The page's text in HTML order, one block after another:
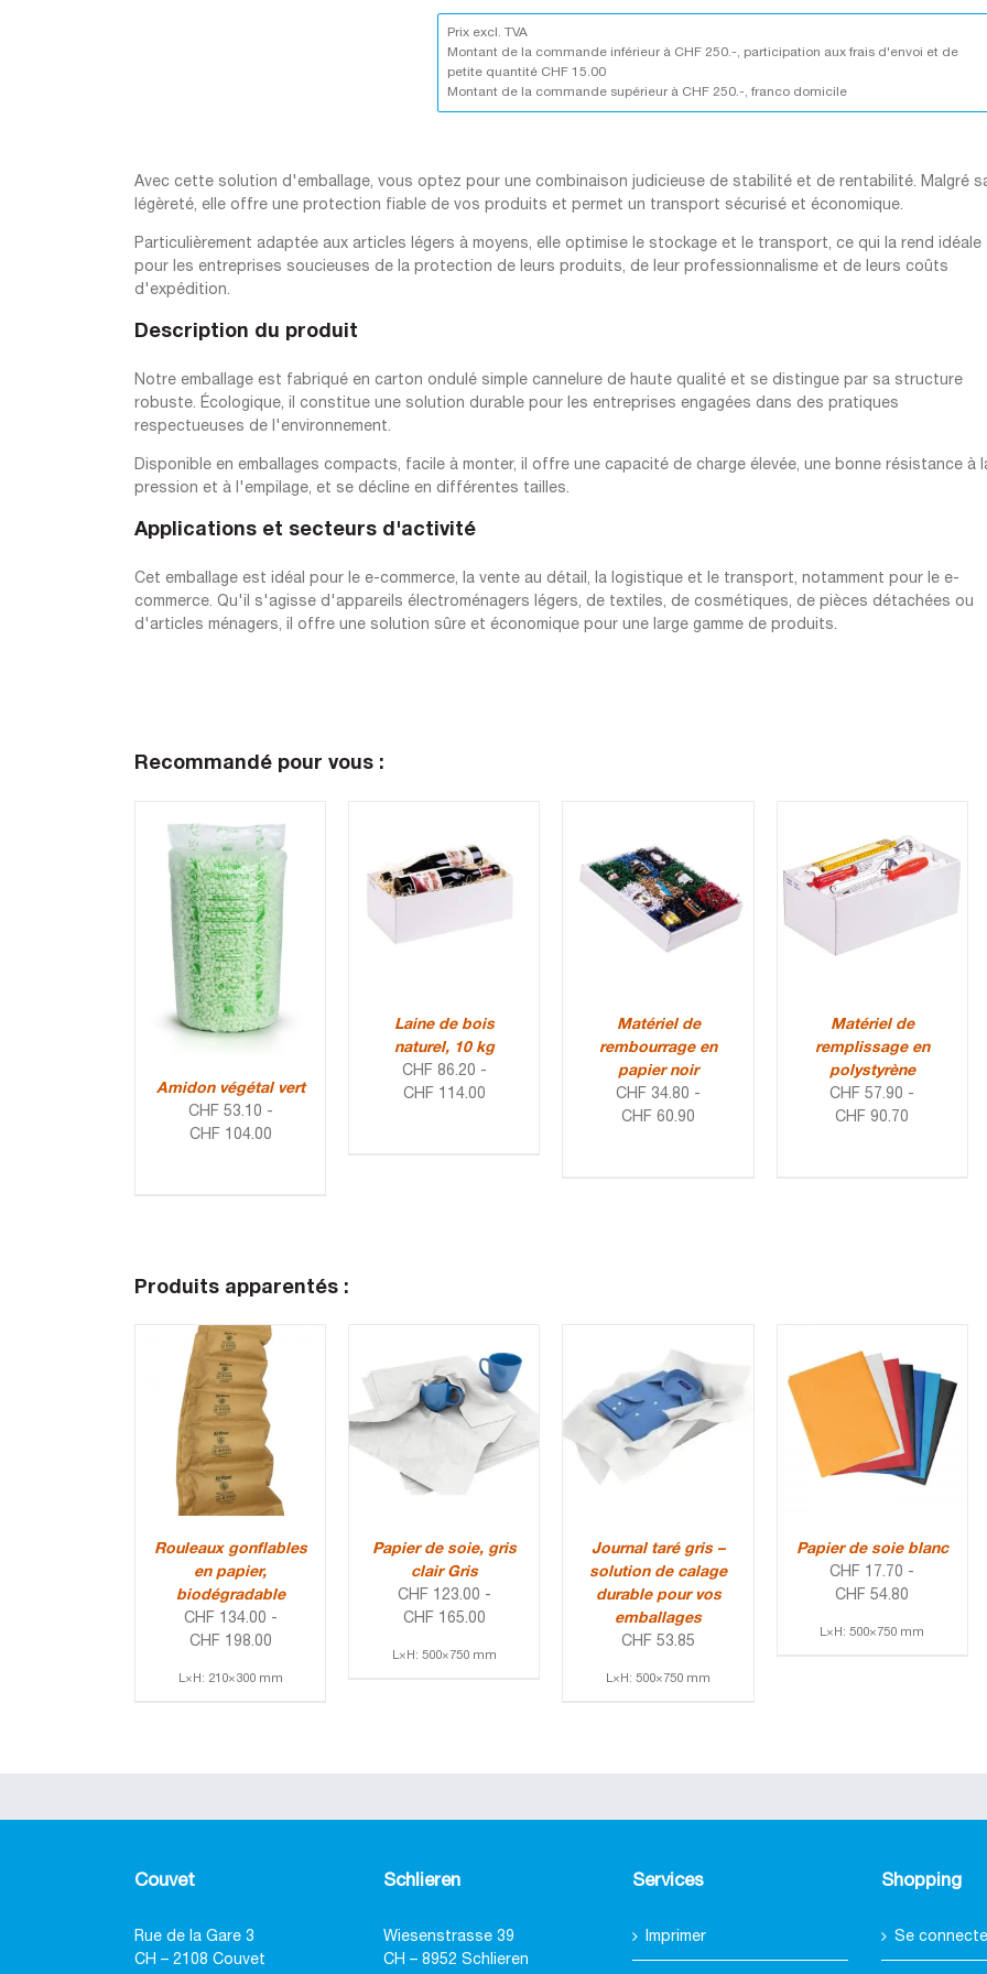
Prix excl. TVA
Montant de la commande inférieur à CHF 250.-, participation aux frais d'envoi et de
petite quantité CHF 15.00
Montant de la commande supérieur à CHF 250.-, franco domicile
Avec cette solution d'emballage, vous optez pour une combinaison judicieuse de stabilité et de rentabilité. Malgré
légèreté, elle offre une protection fiable de vos produits et permet un transport sécurisé et économique.
Particulièrement adaptée aux articles légers à moyens, elle optimise le stockage et le transport, ce qui la rend idéale
pour les entreprises soucieuses de la protection de leurs produits, de leur professionnalisme et de leurs coûts
d'expédition.
Description du produit
Notre emballage est fabriqué en carton ondulé simple cannelure de haute qualité et se distingue par sa structure
robuste. Écologique, il constitue une solution durable pour les entreprises engagées dans des pratiques
respectueuses de l'environnement.
Disponible en emballages compacts, facile à monter, il offre une capacité de charge élevée, une bonne résistance à
pression et à l'empilage, et se décline en différentes tailles.
Applications et secteurs d'activité
Cet emballage est idéal pour le e-commerce, la vente au détail, la logistique et le transport, notamment pour le e-
commerce. Qu'il s'agisse d'appareils électroménagers légers, de textiles, de cosmétiques, de pièces détachées ou
d'articles ménagers, il offre une solution sûre et économique pour une large gamme de produits.
Recommandé pour vous :
Amidon végétal vert
CHF 53.10 -
CHF 104.00
Laine de bois
naturel, 10 kg
CHF 86.20 -
CHF 114.00
Matériel de
rembourrage en
papier noir
CHF 34.80 -
CHF 60.90
Matériel de
remplissage en
polystyrène
CHF 57.90 -
CHF 90.70
Produits apparentés :
Rouleaux gonflables
en papier,
biodégradable
CHF 134.00 -
CHF 198.00
L×H: 210×300 mm
Papier de soie, gris
clair Gris
CHF 123.00 -
CHF 165.00
L×H: 500×750 mm
Journal taré gris –
solution de calage
durable pour vos
emballages
CHF 53.85
L×H: 500×750 mm
Papier de soie blanc
CHF 17.70 -
CHF 54.80
L×H: 500×750 mm
Couvet
Rue de la Gare 3
CH – 2108 Couvet
Schlieren
Wiesenstrasse 39
CH – 8952 Schlieren
Services
Imprimer
Shopping
Se